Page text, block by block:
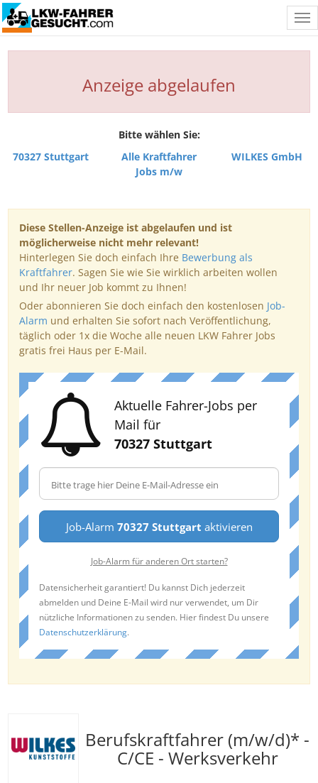
Anzeige abgelaufen
Bitte wählen Sie:
70327 Stuttgart
Alle Kraftfahrer
Jobs m/w
WILKES GmbH
Diese Stellen-Anzeige ist abgelaufen und ist
möglicherweise nicht mehr relevant!
Hinterlegen Sie doch einfach Ihre Bewerbung als
Kraftfahrer. Sagen Sie wie Sie wirklich arbeiten wollen
und Ihr neuer Job kommt zu Ihnen!
Oder abonnieren Sie doch einfach den kostenlosen Job-
Alarm und erhalten Sie sofort nach Veröffentlichung,
täglich oder 1x die Woche alle neuen LKW Fahrer Jobs
gratis frei Haus per E-Mail.
Aktuelle Fahrer-Jobs per
Mail für
70327 Stuttgart
Job-Alarm 70327 Stuttgart aktivieren
Job-Alarm für anderen Ort starten?
Datensicherheit garantiert! Du kannst Dich jederzeit
abmelden und Deine E-Mail wird nur verwendet, um Dir
nützliche Informationen zu senden. Hier findest Du unsere
Datenschutzerklärung.
Berufskraftfahrer (m/w/d)* -
C/CE - Werksverkehr